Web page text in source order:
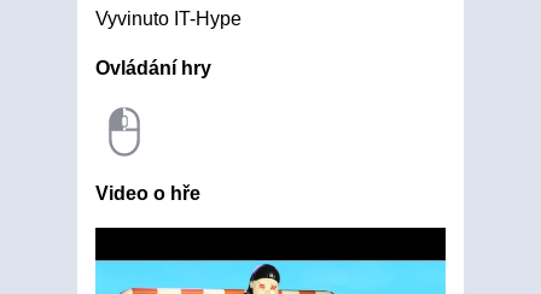
Vyvinuto IT-Hype
Ovládání hry
Video o hře